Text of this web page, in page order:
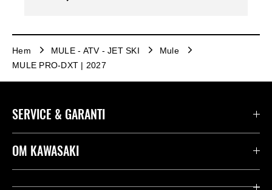
Hem MULE - ATV - JET SKI
Mule
MULE PRO-DXT | 2027
SERVICE & GARANTI
Kontakta oss
OM KAWASAKI
Företag